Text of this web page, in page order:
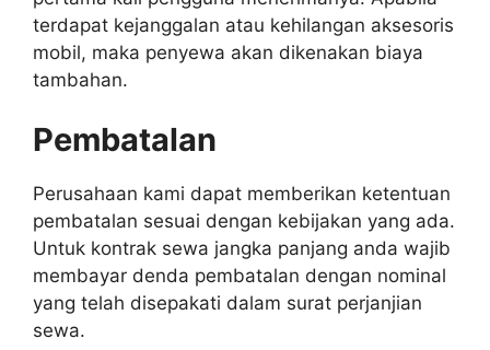
terdapat kejanggalan atau kehilangan aksesoris
mobil, maka penyewa akan dikenakan biaya
tambahan.
Pembatalan
Perusahaan kami dapat memberikan ketentuan
pembatalan sesuai dengan kebijakan yang ada.
Untuk kontrak sewa jangka panjang anda wajib
membayar denda pembatalan dengan nominal
yang telah disepakati dalam surat perjanjian
sewa.